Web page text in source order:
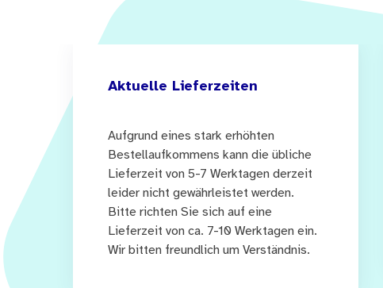
Aktuelle Lieferzeiten
Aufgrund eines stark erhöhten
Bestellaufkommens kann die übliche
Lieferzeit von 5-7 Werktagen derzeit
leider nicht gewährleistet werden.
Bitte richten Sie sich auf eine
Lieferzeit von ca. 7-10 Werktagen ein.
Wir bitten freundlich um Verständnis.